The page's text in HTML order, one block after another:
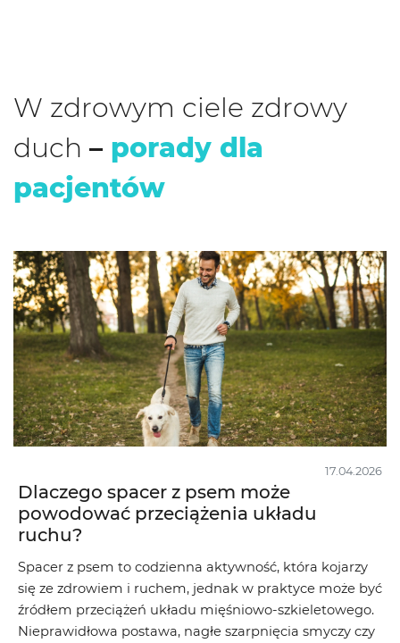
W zdrowym ciele zdrowy
duch – porady dla
pacjentów
17.04.2026
Dlaczego spacer z psem może
powodować przeciążenia układu
ruchu?
Spacer z psem to codzienna aktywność, która kojarzy
się ze zdrowiem i ruchem, jednak w praktyce może być
źródłem przeciążeń układu mięśniowo-szkieletowego.
Nieprawidłowa postawa, nagłe szarpnięcia smyczy czy